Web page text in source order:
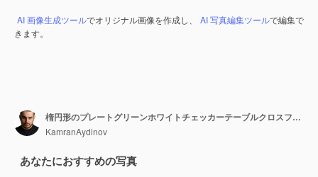
AI 画像生成ツールでオリジナル画像を作成し、 AI 写真編集ツールで編集で
きます。
楕円形のプレートグリーンホワイトチェッカーテーブルクロスフォークと濃い赤の背景にナイフの上面シーザーサラダ
KamranAydinov
あなたにおすすめの写真